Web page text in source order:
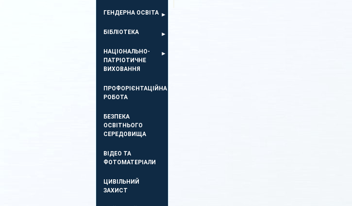
ГЕНДЕРНА ОСВІТА
БІБЛІОТЕКА
НАЦІОНАЛЬНО-
ПАТРІОТИЧНЕ
ВИХОВАННЯ
ПРОФОРІЄНТАЦІЙНА
РОБОТА
БЕЗПЕКА
ОСВIТНЬОГО
СЕРЕДОВИЩА
ВІДЕО ТА
ФОТОМАТЕРІАЛИ
ЦИВІЛЬНИЙ
ЗАХИСТ